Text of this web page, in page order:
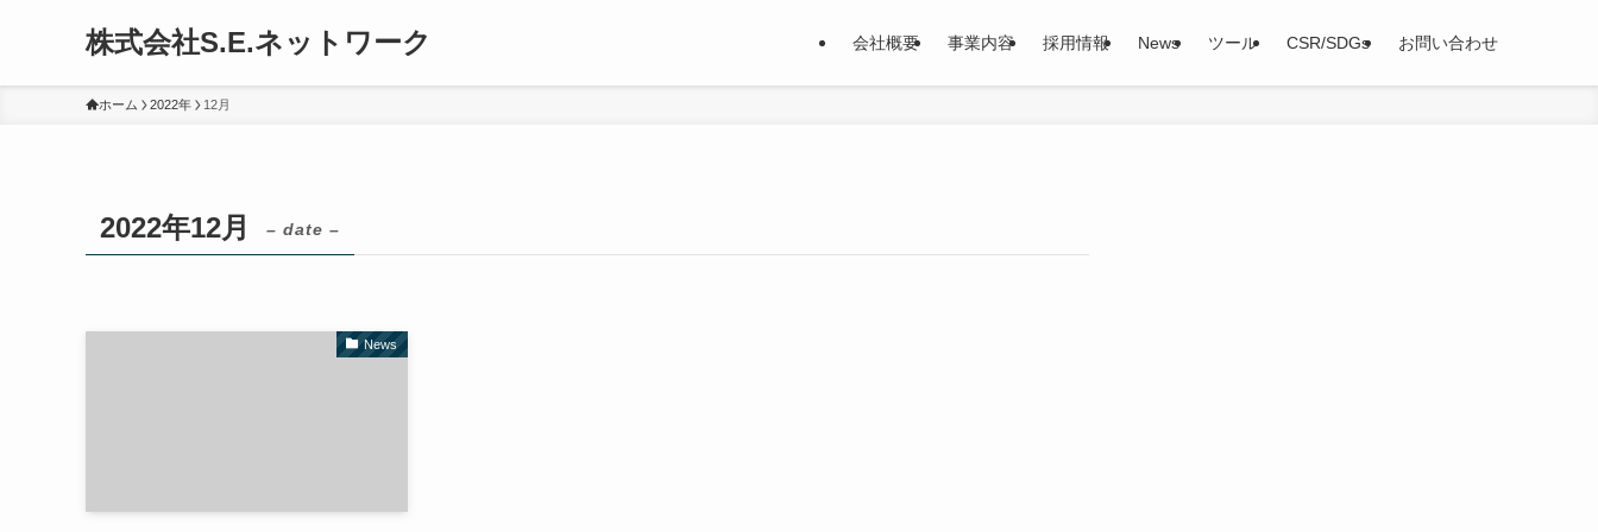
株式会社S.E.ネットワーク 会社概要 事業内容 採用情報 News ツール CSR/SDGs お問い合わせ
ホーム 2022年 12月
2022年12月 – date –
News